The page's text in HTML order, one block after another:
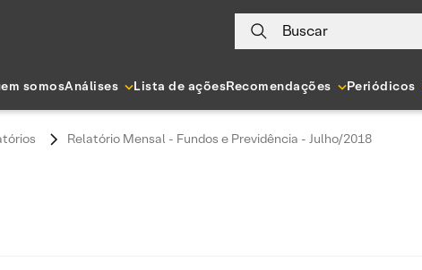
Buscar
somosAnálises Lista de açõesRecomendações Periódicos
Relatório Mensal - Fundos e Previdência - Julho/2018